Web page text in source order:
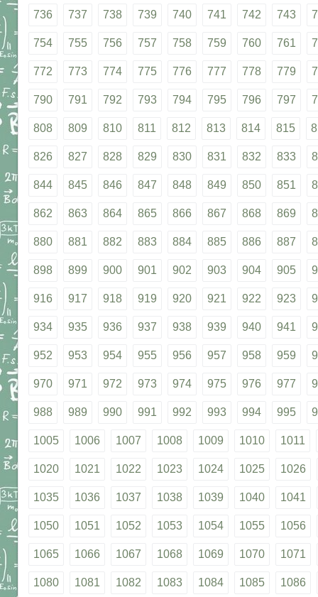
736 737 738 739 740 741 742 743
754 755 756 757 758 759 760 761
772 773 774 775 776 777 778 779
790 791 792 793 794 795 796 797
808 809 810 811 812 813 814 815
826 827 828 829 830 831 832 833
844 845 846 847 848 849 850 851
862 863 864 865 866 867 868 869
880 881 882 883 884 885 886 887
898 899 900 901 902 903 904 905
916 917 918 919 920 921 922 923
934 935 936 937 938 939 940 941
952 953 954 955 956 957 958 959
970 971 972 973 974 975 976 977
988 989 990 991 992 993 994 995
1005 1006 1007 1008 1009 1010 1011
1020 1021 1022 1023 1024 1025 1026
1035 1036 1037 1038 1039 1040 1041
1050 1051 1052 1053 1054 1055 1056
1065 1066 1067 1068 1069 1070 1071
1080 1081 1082 1083 1084 1085 1086